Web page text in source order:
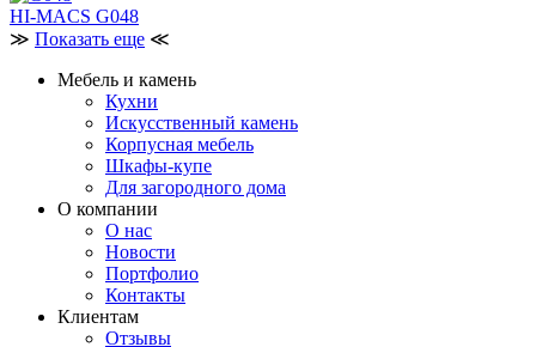
HI-MACS G048
≫ Показать еще ≪
Мебель и камень
Кухни
Искусственный камень
Корпусная мебель
Шкафы-купе
Для загородного дома
О компании
О нас
Новости
Портфолио
Контакты
Клиентам
Отзывы